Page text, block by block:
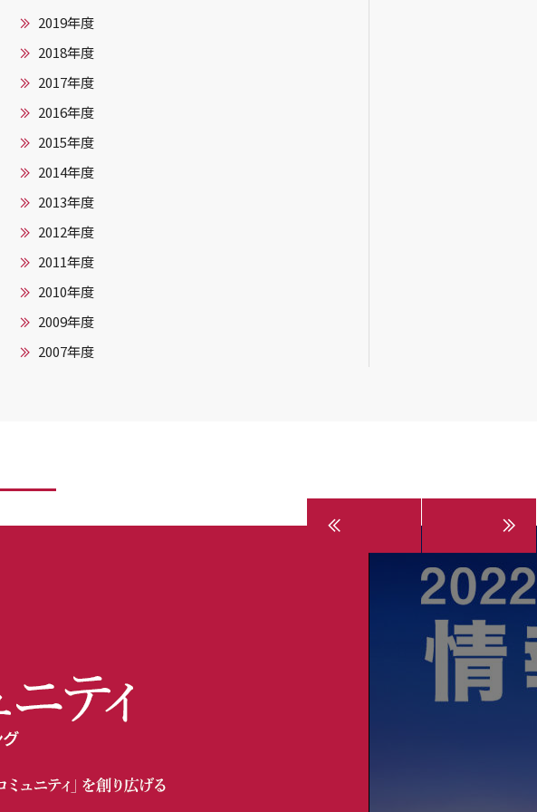
2019年度
2018年度
2017年度
2016年度
2015年度
2014年度
2013年度
2012年度
2011年度
2010年度
2009年度
2007年度